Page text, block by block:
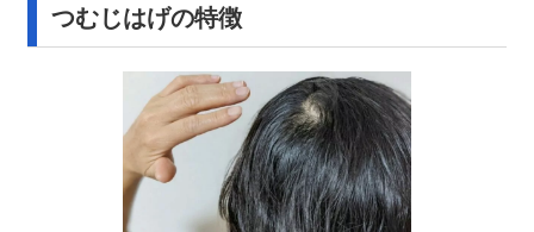
つむじはげの特徴